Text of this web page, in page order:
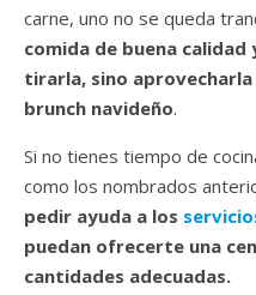
carne, uno no se queda
comida de buena calidad
tirarla, sino
brunch navideño.
Si no tienes tiempo de
como los nombrados
pedir ayuda a los
puedan ofrecerte una
cantidades adecuadas.